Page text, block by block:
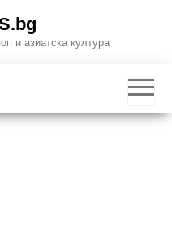
и азиатска култура